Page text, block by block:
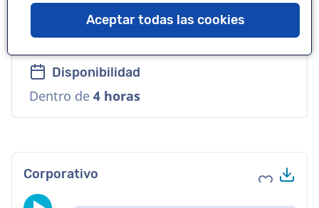
Comercial, Natural, Travieso, Amable,
Cálida
Disponibilidad
Dentro de 4 horas
Corporativo Agregar
Aceptar todas las cookies